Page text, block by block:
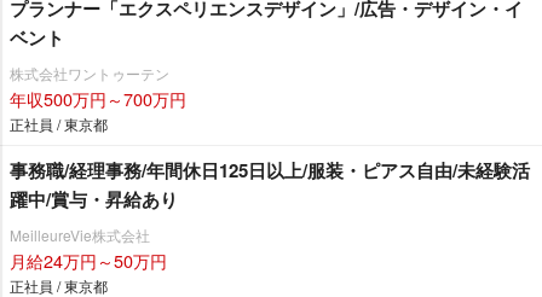
プランナー「エクスペリエンスデザイン」/広告・デザイン・イ
ベント
株式会社ワントゥーテン
年収500万円～700万円
正社員 / 東京都
事務職/経理事務/年間休日125日以上/服装・ピアス自由/未経験活
躍中/賞与・昇給あり
MeilleureVie株式会社
月給24万円～50万円
正社員 / 東京都